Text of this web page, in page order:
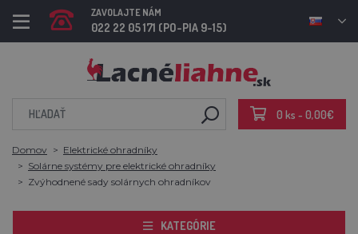
ZAVOLAJTE NÁM
022 22 05 171 (PO-PIA 9-15)
0 ks - 0,00€
Domov
Elektrické ohradníky
Solárne systémy pre elektrické ohradníky
Zvýhodnené sady solárnych ohradníkov
KATEGÓRIE